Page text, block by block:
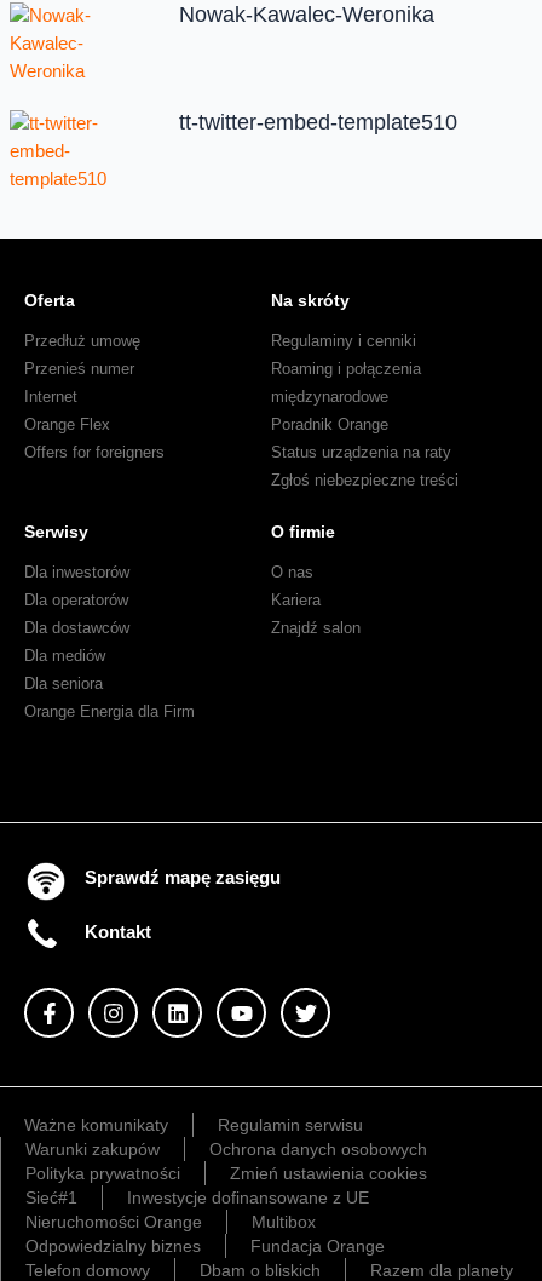
Nowak-Kawalec-Weronika
tt-twitter-embed-template510
Oferta
Przedłuż umowę
Przenieś numer
Internet
Orange Flex
Offers for foreigners
Na skróty
Regulaminy i cenniki
Roaming i połączenia
międzynarodowe
Poradnik Orange
Status urządzenia na raty
Zgłoś niebezpieczne treści
Serwisy
Dla inwestorów
Dla operatorów
Dla dostawców
Dla mediów
Dla seniora
Orange Energia dla Firm
O firmie
O nas
Kariera
Znajdź salon
Sprawdź mapę zasięgu
Kontakt
Ważne komunikaty
Regulamin serwisu
Warunki zakupów
Ochrona danych osobowych
Polityka prywatności
Zmień ustawienia cookies
Sieć#1
Inwestycje dofinansowane z UE
Nieruchomości Orange
Multibox
Odpowiedzialny biznes
Fundacja Orange
Telefon domowy
Dbam o bliskich Razem dla planety